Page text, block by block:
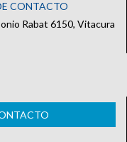
CONTACTO
Rabat 6150, Vitacura